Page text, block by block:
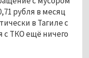
рубля в месяц
в Тагиле с
с ТКО ещё ничего